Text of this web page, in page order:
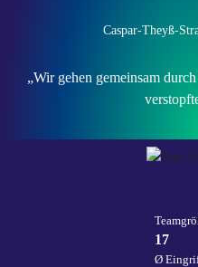
Caspar-Theyß-
„Wir gehen gemeinsam
17
Ø